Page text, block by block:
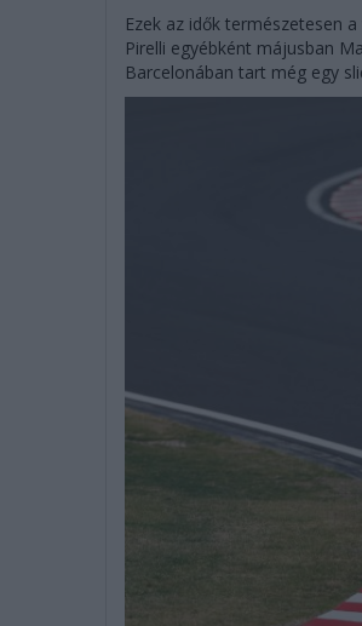
Ezek az idők természetesen
Pirelli egyébként májusban
Barcelonában tart még egy